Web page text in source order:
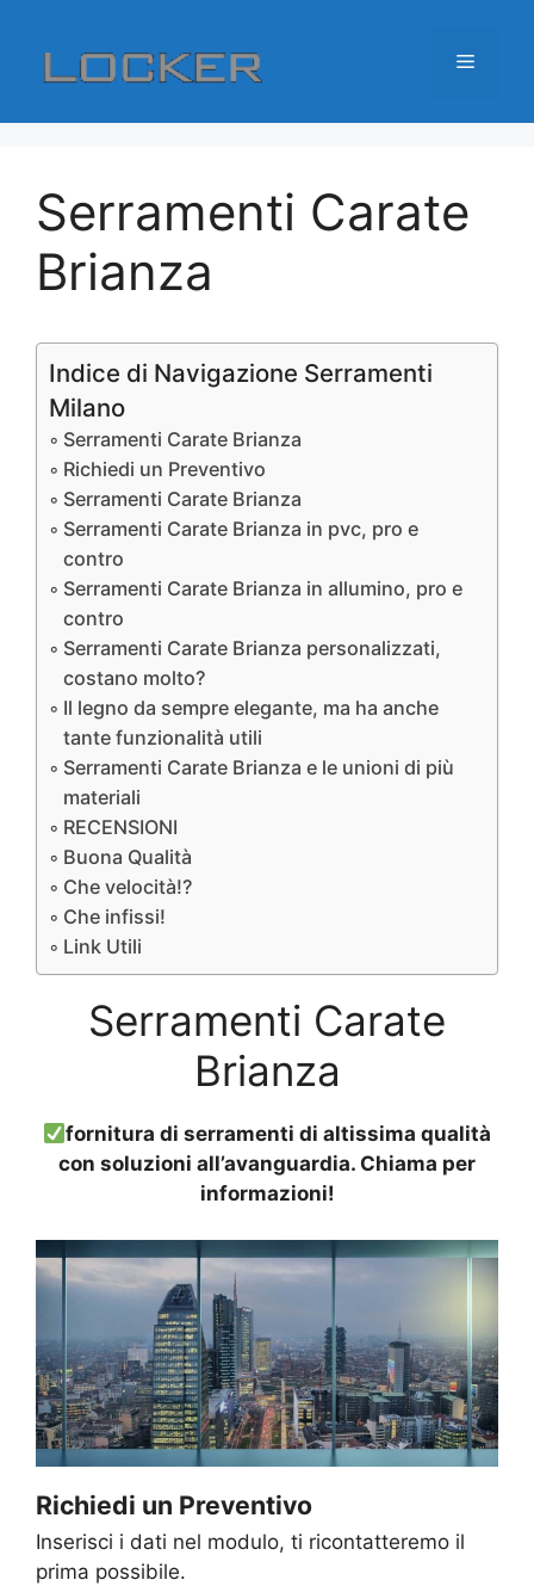
contenuto
Menu
Serramenti Carate
Brianza
Indice di Navigazione Serramenti
Milano
Serramenti Carate Brianza
Richiedi un Preventivo
Serramenti Carate Brianza
Serramenti Carate Brianza in pvc, pro e
contro
Serramenti Carate Brianza in allumino, pro e
contro
Serramenti Carate Brianza personalizzati,
costano molto?
Il legno da sempre elegante, ma ha anche
tante funzionalità utili
Serramenti Carate Brianza e le unioni di più
materiali
RECENSIONI
Buona Qualità
Che velocità!?
Che infissi!
Link Utili
Serramenti Carate
Brianza
fornitura di serramenti di altissima qualità
con soluzioni all’avanguardia. Chiama per
informazioni!
Richiedi un Preventivo
Inserisci i dati nel modulo, ti ricontatteremo il
prima possibile.